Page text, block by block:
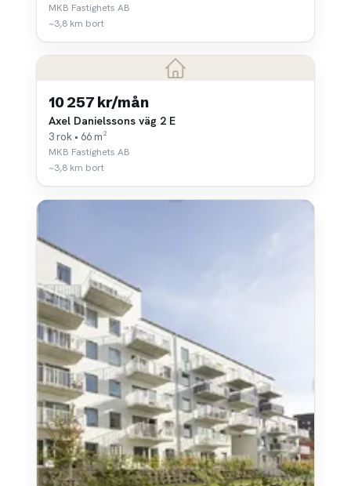
MKB Fastighets AB
~3,8 km bort
10 257 kr/mån
Axel Danielssons väg 2 E
3 rok • 66 m²
MKB Fastighets AB
~3,8 km bort